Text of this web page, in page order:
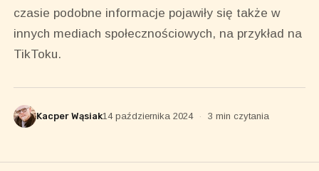
czasie podobne informacje pojawiły się także w
innych mediach społecznościowych, na przykład na
TikToku.
Kacper Wąsiak14 października 2024 · 3 min czytania